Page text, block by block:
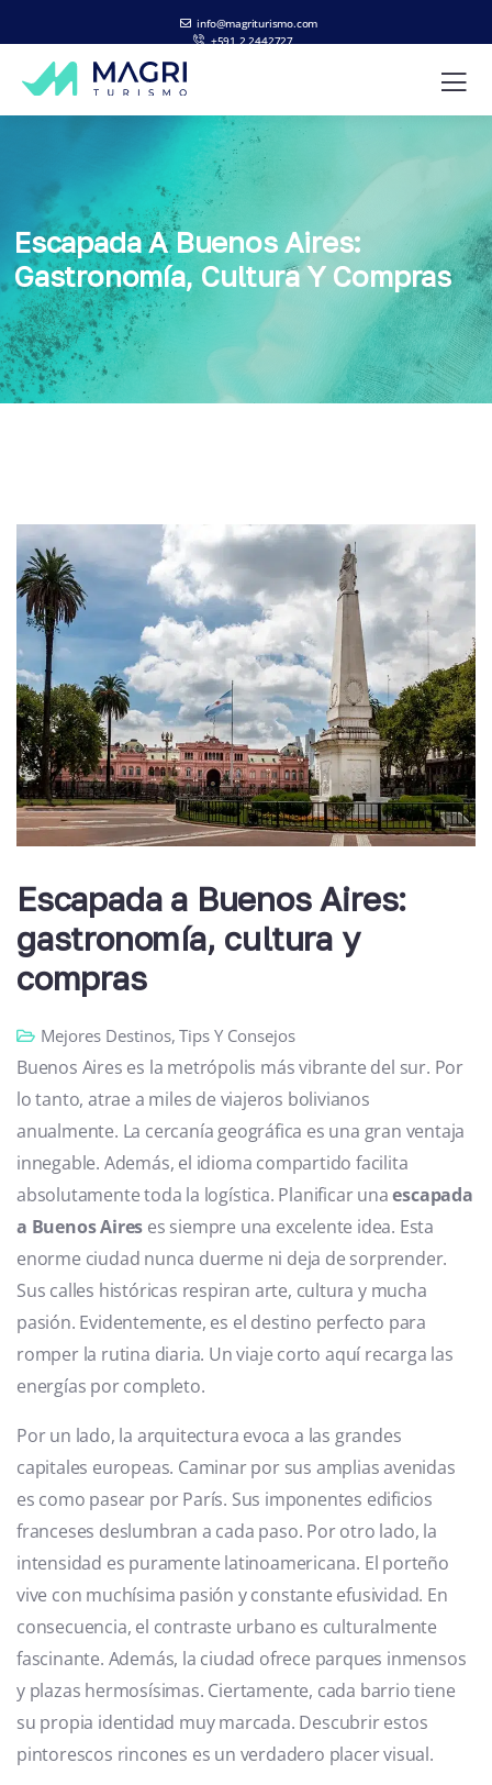
info@magriturismo.com
+591 2 2442727
Escapada A Buenos Aires:
Gastronomía, Cultura Y Compras
Escapada a Buenos Aires:
gastronomía, cultura y
compras
Mejores Destinos,Tips Y Consejos
Buenos Aires es la metrópolis más vibrante del sur. Por
lo tanto, atrae a miles de viajeros bolivianos
anualmente. La cercanía geográfica es una gran ventaja
innegable. Además, el idioma compartido facilita
absolutamente toda la logística. Planificar unaescapada
a Buenos Aires es siempre una excelente idea. Esta
enorme ciudad nunca duerme ni deja de sorprender.
Sus calles históricas respiran arte, cultura y mucha
pasión. Evidentemente, es el destino perfecto para
romper la rutina diaria. Un viaje corto aquí recarga las
energías por completo.
Por un lado, la arquitectura evoca a las grandes
capitales europeas. Caminar por sus amplias avenidas
es como pasear por París. Sus imponentes edificios
franceses deslumbran a cada paso. Por otro lado, la
intensidad es puramente latinoamericana. El porteño
vive con muchísima pasión y constante efusividad. En
consecuencia, el contraste urbano es culturalmente
fascinante. Además, la ciudad ofrece parques inmensos
y plazas hermosísimas. Ciertamente, cada barrio tiene
su propia identidad muy marcada. Descubrir estos
pintorescos rincones es un verdadero placer visual.